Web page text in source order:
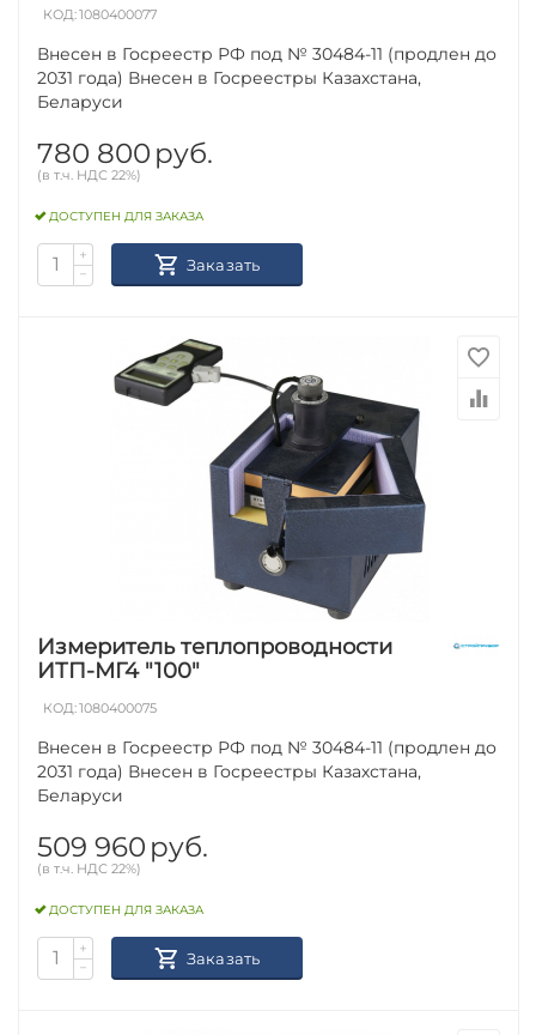
КОД:1080400077
Внесен в Госреестр РФ под № 30484-11 (продлен до
2031 года) Внесен в Госреестры Казахстана,
Беларуси
780 800 руб.
(в т.ч. НДС 22%)
ДОСТУПЕН ДЛЯ ЗАКАЗА
+
−
Заказать
Измеритель теплопроводности
ИТП-МГ4 "100"
КОД:1080400075
Внесен в Госреестр РФ под № 30484-11 (продлен до
2031 года) Внесен в Госреестры Казахстана,
Беларуси
509 960 руб.
(в т.ч. НДС 22%)
ДОСТУПЕН ДЛЯ ЗАКАЗА
+
−
Заказать